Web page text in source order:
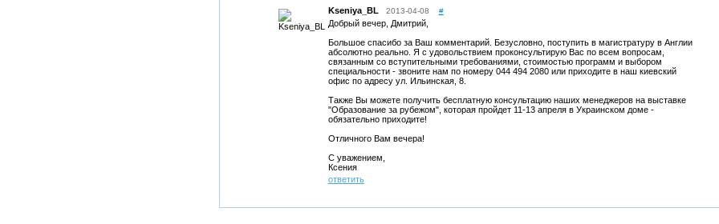
Kseniya_BL 2013-04-08 #
Добрый вечер, Дмитрий,
Большое спасибо за Ваш комментарий. Безусловно, поступить в магистратуру в Англии
абсолютно реально. Я с удовольствием проконсультирую Вас по всем вопросам,
связанным со вступительными требованиями, стоимостью программ и выбором
специальности - звоните нам по номеру 044 494 2080 или приходите в наш киевский
офис по адресу ул. Ильинская, 8.
Также Вы можете получить бесплатную консультацию наших менеджеров на выставке
"Образование за рубежом", которая пройдет 11-13 апреля в Украинском доме -
обязательно приходите!
Отличного Вам вечера!
С уважением,
Ксения
ответить